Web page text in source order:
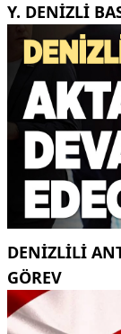
Y. DENIZLI
DENIZLILI
GÖREV